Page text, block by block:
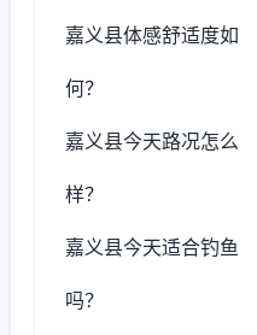
嘉义县体感舒适度如
何？
嘉义县今天路况怎么
样？
嘉义县今天适合钓鱼
吗？